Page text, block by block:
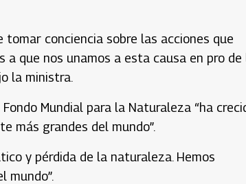
tomar conciencia sobre las acciones que
a que nos unamos a esta causa en pro de
la ministra.
Mundial para la Naturaleza “ha
más grandes del mundo”.
y pérdida de la naturaleza. Hemos
mundo”.